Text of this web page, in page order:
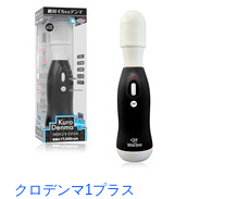
クロデンマ1プラス